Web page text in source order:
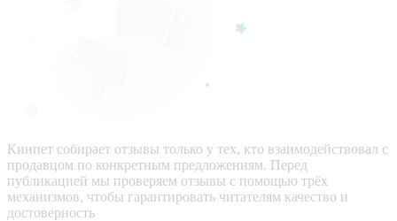
Кинпет собирает отзывы только у тех, кто взаимодействовал с
продавцом по конкретным предложениям. Перед
публикацией мы проверяем отзывы с помощью трёх
механизмов, чтобы гарантировать читателям качество и
достоверность